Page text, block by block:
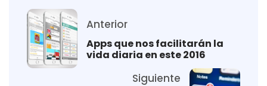
Anterior
Apps que nos facilitarán la
vida diaria en este 2016
Siguiente